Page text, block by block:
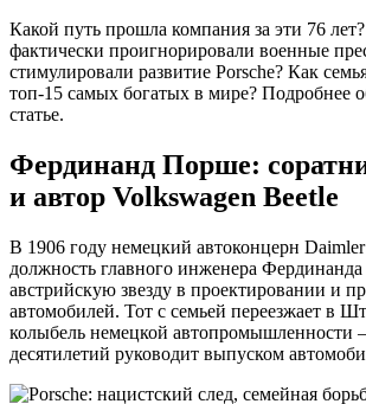
Какой путь прошла компания за эти 76
фактически проигнорировали военные
стимулировали развитие Porsche? Как
топ-15 самых богатых в мире? Подробнее
статье.
Фердинанд Порше:
и автор Volkswagen Beetle
В 1906 году немецкий автоконцерн
должность главного инженера
австрийскую звезду в проектировании и
автомобилей. Тот с семьей переезжает в
колыбель немецкой автопромышленности
десятилетий руководит выпуском